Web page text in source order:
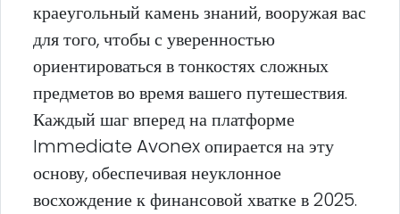
краеугольный камень знаний, вооружая вас
для того, чтобы с уверенностью
ориентироваться в тонкостях сложных
предметов во время вашего путешествия.
Каждый шаг вперед на платформе
Immediate Avonex опирается на эту
основу, обеспечивая неуклонное
восхождение к финансовой хватке в 2025.